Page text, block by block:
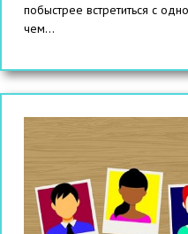
побыстрее встретиться с
чем...